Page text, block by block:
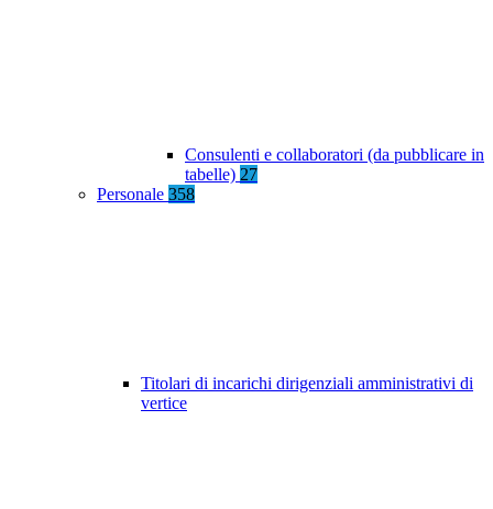
Consulenti e collaboratori (da pubblicare in
tabelle) 27
Personale 358
Titolari di incarichi dirigenziali amministrativi di
vertice